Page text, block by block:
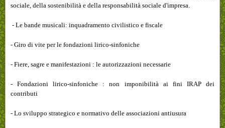
sociale, della sostenibilità e della responsabilità sociale d'impresa.
- Le bande musicali: inquadramento civilistico e fiscale
- Giro di vite per le fondazioni lirico-sinfoniche
- Fiere, sagre e manifestazioni : le autorizzazioni necessarie
- Fondazioni lirico-sinfoniche : non imponibilità ai fini IRAP dei
contributi
- Lo sviluppo strategico e normativo delle associazioni antiusura